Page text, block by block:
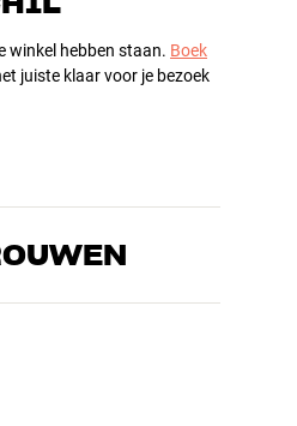
winkel hebben staan. Boek
juiste klaar voor je bezoek
en gepassioneerd zijn